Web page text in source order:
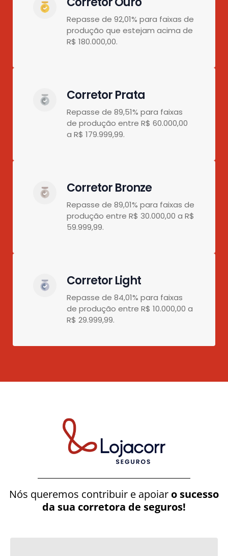
Repasse de 92,01% para faixas de
produção que estejam acima de
R$ 180.000,00.
Corretor Prata
Repasse de 89,51% para faixas
de produção entre R$ 60.000,00
a R$ 179.999,99.
Corretor Bronze
Repasse de 89,01% para faixas de
produção entre R$ 30.000,00 a R$
59.999,99.
Corretor Light
Repasse de 84,01% para faixas
de produção entre R$ 10.000,00 a
R$ 29.999,99.
Nós queremos contribuir e apoiar o sucesso
da sua corretora de seguros!